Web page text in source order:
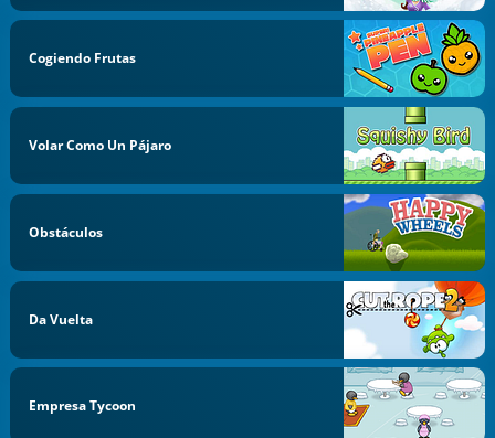
Cogiendo Frutas
Volar Como Un Pájaro
Obstáculos
Da Vuelta
Empresa Tycoon